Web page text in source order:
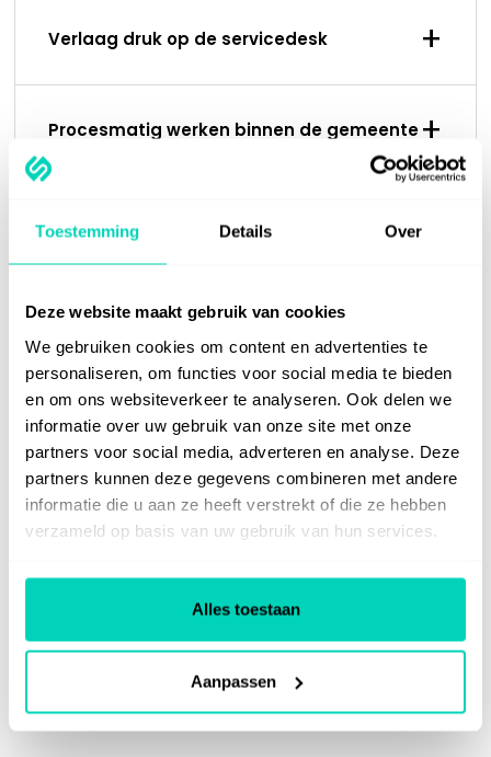
Toestemming Details Over
Deze website maakt gebruik van cookies
We gebruiken cookies om content en advertenties te
personaliseren, om functies voor social media te bieden
en om ons websiteverkeer te analyseren. Ook delen we
informatie over uw gebruik van onze site met onze
partners voor social media, adverteren en analyse. Deze
partners kunnen deze gegevens combineren met andere
informatie die u aan ze heeft verstrekt of die ze hebben
verzameld op basis van uw gebruik van hun services.
Alles toestaan
Aanpassen
Verlaag druk op de servicedesk +
Procesmatig werken binnen de gemeente+
Deze gemeenten gingen je al voor: